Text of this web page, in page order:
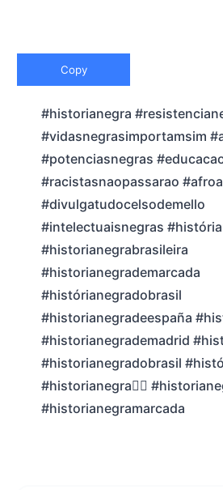
Copy
#historianegra
#vidasnegrasimportamsim
#potenciasnegras
#racistasnaopassarao
#divulgatudocelsodemello
#intelectuaisnegras
#historianegrabrasileira
#historianegrademarcada
#histórianegradobrasil
#historianegradeespaña
#historianegrademadrid
#historianegradobrasil
#historianegra✊🏿
#historianegramarcada